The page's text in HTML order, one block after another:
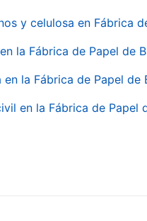
y celulosa en Fábrica
la Fábrica de Papel de
la Fábrica de Papel de
en la Fábrica de Papel